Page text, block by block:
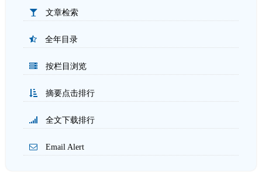
文章检索
全年目录
按栏目浏览
摘要点击排行
全文下载排行
Email Alert